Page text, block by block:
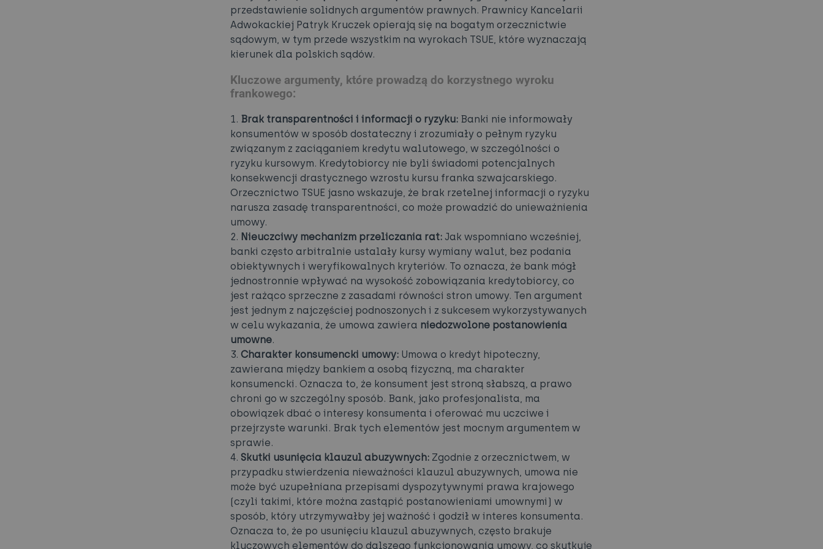
przedstawienie solidnych argumentów prawnych. Prawnicy Kancelarii
Adwokackiej Patryk Kruczek opierają się na bogatym orzecznictwie
sądowym, w tym przede wszystkim na wyrokach TSUE, które wyznaczają
kierunek dla polskich sądów.
Kluczowe argumenty, które prowadzą do korzystnego wyroku
frankowego:
1. Brak transparentności i informacji o ryzyku: Banki nie informowały
konsumentów w sposób dostateczny i zrozumiały o pełnym ryzyku
związanym z zaciąganiem kredytu walutowego, w szczególności o
ryzyku kursowym. Kredytobiorcy nie byli świadomi potencjalnych
konsekwencji drastycznego wzrostu kursu franka szwajcarskiego.
Orzecznictwo TSUE jasno wskazuje, że brak rzetelnej informacji o ryzyku
narusza zasadę transparentności, co może prowadzić do unieważnienia
umowy.
2. Nieuczciwy mechanizm przeliczania rat: Jak wspomniano wcześniej,
banki często arbitralnie ustalały kursy wymiany walut, bez podania
obiektywnych i weryfikowalnych kryteriów. To oznacza, że bank mógł
jednostronnie wpływać na wysokość zobowiązania kredytobiorcy, co
jest rażąco sprzeczne z zasadami równości stron umowy. Ten argument
jest jednym z najczęściej podnoszonych i z sukcesem wykorzystywanych
w celu wykazania, że umowa zawiera niedozwolone postanowienia
umowne.
3. Charakter konsumencki umowy: Umowa o kredyt hipoteczny,
zawierana między bankiem a osobą fizyczną, ma charakter
konsumencki. Oznacza to, że konsument jest stroną słabszą, a prawo
chroni go w szczególny sposób. Bank, jako profesjonalista, ma
obowiązek dbać o interesy konsumenta i oferować mu uczciwe i
przejrzyste warunki. Brak tych elementów jest mocnym argumentem w
sprawie.
4. Skutki usunięcia klauzul abuzywnych: Zgodnie z orzecznictwem, w
przypadku stwierdzenia nieważności klauzul abuzywnych, umowa nie
może być uzupełniana przepisami dyspozytywnymi prawa krajowego
(czyli takimi, które można zastąpić postanowieniami umownymi) w
sposób, który utrzymywałby jej ważność i godził w interes konsumenta.
Oznacza to, że po usunięciu klauzul abuzywnych, często brakuje
kluczowych elementów do dalszego funkcjonowania umowy, co skutkuje